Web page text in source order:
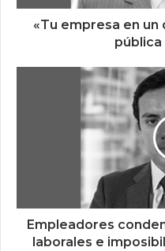
«Tu empresa en un
Empleadores
laborales e